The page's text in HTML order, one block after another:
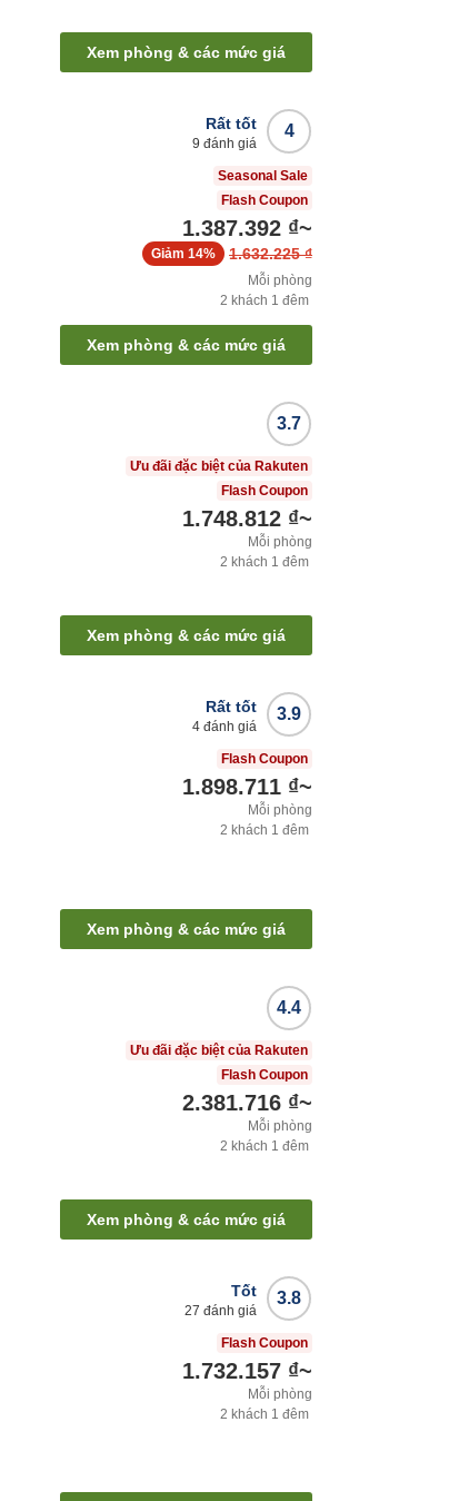
Xem phòng & các mức giá
4
Rất tốt
9 đánh giá
Seasonal Sale
Flash Coupon
1.387.392 ₫~
1.632.225 ₫
Giảm 14%
Mỗi phòng
2 khách 1 đêm
Xem phòng & các mức giá
3.7
Ưu đãi đặc biệt của Rakuten
Flash Coupon
1.748.812 ₫~
Mỗi phòng
2 khách 1 đêm
Xem phòng & các mức giá
3.9
Rất tốt
4 đánh giá
Flash Coupon
1.898.711 ₫~
Mỗi phòng
2 khách 1 đêm
Xem phòng & các mức giá
4.4
Ưu đãi đặc biệt của Rakuten
Flash Coupon
2.381.716 ₫~
Mỗi phòng
2 khách 1 đêm
Xem phòng & các mức giá
3.8
Tốt
27 đánh giá
Flash Coupon
1.732.157 ₫~
Mỗi phòng
2 khách 1 đêm